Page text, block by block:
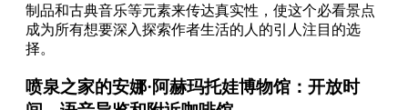
制品和古典音乐等元素来传达真实性，使这个必看景点
成为所有想要深入探索作者生活的人的引人注目的选
择。
喷泉之家的安娜·阿赫玛托娃博物馆：开放时